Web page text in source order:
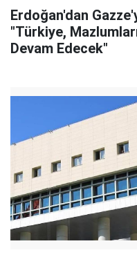
Erdoğan'dan
"Türkiye,
Devam Edecek"